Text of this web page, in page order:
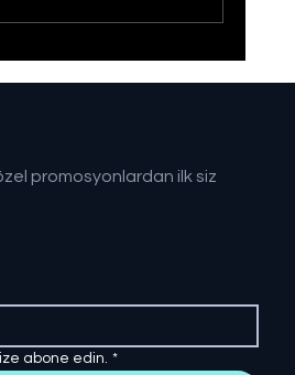
promosyonlardan ilk siz
abone edin. *